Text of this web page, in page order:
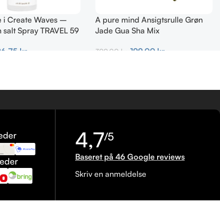
i Create Waves –
Spray TRAVEL 59
kr.
A pure mind Ansigtsrulle Grøn
Jade Gua Sha Mix
399,00 kr. 199,00 kr.
4,7/5
Baseret på 46 Google reviews
Skriv en anmeldelse